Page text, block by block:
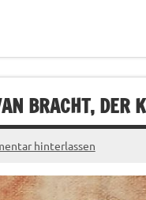
BRACHT, DER
hinterlassen